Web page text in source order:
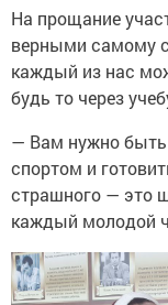
На прощание
верными самому
каждый из нас
будь то через
— Вам нужно
спортом и
страшного — это
каждый молодой